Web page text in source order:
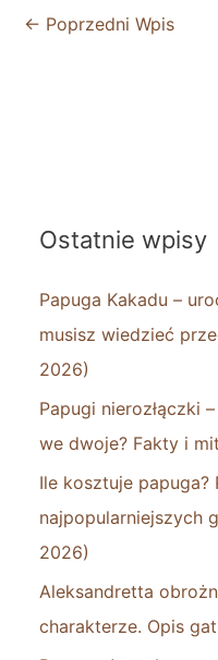
← Poprzedni Wpis
Ostatnie wpisy
Papuga Kakadu –
musisz wiedzieć
2026)
Papugi nierozłączki
we dwoje? Fakty i
Ile kosztuje papuga?
najpopularniejszych
2026)
Aleksandretta
charakterze. Opis